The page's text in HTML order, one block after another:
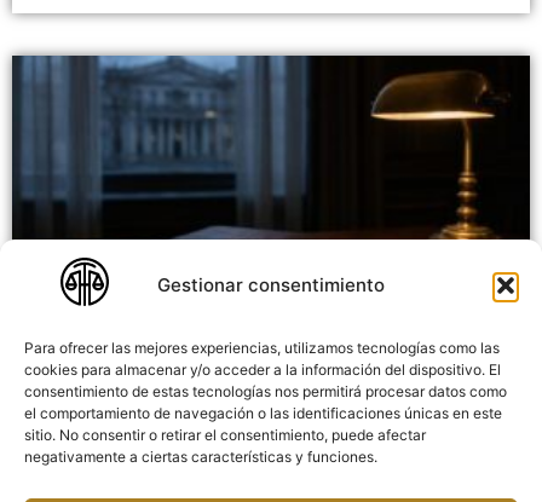
Gestionar consentimiento
Para ofrecer las mejores experiencias, utilizamos tecnologías como las
cookies para almacenar y/o acceder a la información del dispositivo. El
consentimiento de estas tecnologías nos permitirá procesar datos como
el comportamiento de navegación o las identificaciones únicas en este
sitio. No consentir o retirar el consentimiento, puede afectar
negativamente a ciertas características y funciones.
Recurso de apelación penal: cuándo procede y cómo se
interpone
14/07/2026